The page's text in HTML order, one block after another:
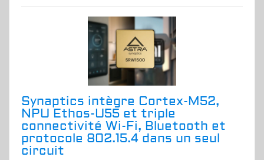
Synaptics intègre Cortex-M52,
NPU Ethos-U55 et triple
connectivité Wi-Fi, Bluetooth et
protocole 802.15.4 dans un seul
circuit